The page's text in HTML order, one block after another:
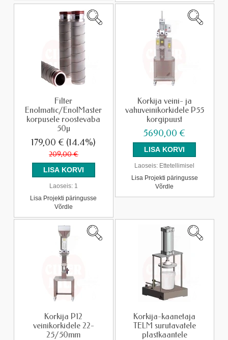
Filter
Enolmatic/EnolMaster
korpusele roostevaba
50µ
179,00 € (14.4%)
209,00 €
Laoseis:1
Lisa Projekti päringusse
Võrdle
Korkija veini- ja
vahuveinikorkidele P55
korgipuust
5690,00 €
Laoseis: Ettetellimisel
Lisa Projekti päringusse
Võrdle
Korkija P12
veinikorkidele 22-
25/50mm
Korkija-kaanetaja
TELM surutavatele
plastkaantele